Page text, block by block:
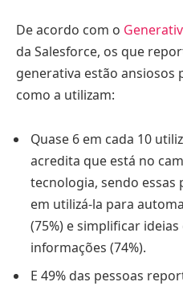
De acordo com o
da Salesforce, os que
generativa estão ansiosos
como a utilizam:
Quase 6 em cada 10
acredita que está no
tecnologia, sendo essas
em utilizá-la para
(75%) e simplificar
informações (74%).
E 49% das pessoas